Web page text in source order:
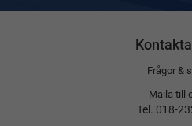
Frågor &
Maila till
Tel. 018-